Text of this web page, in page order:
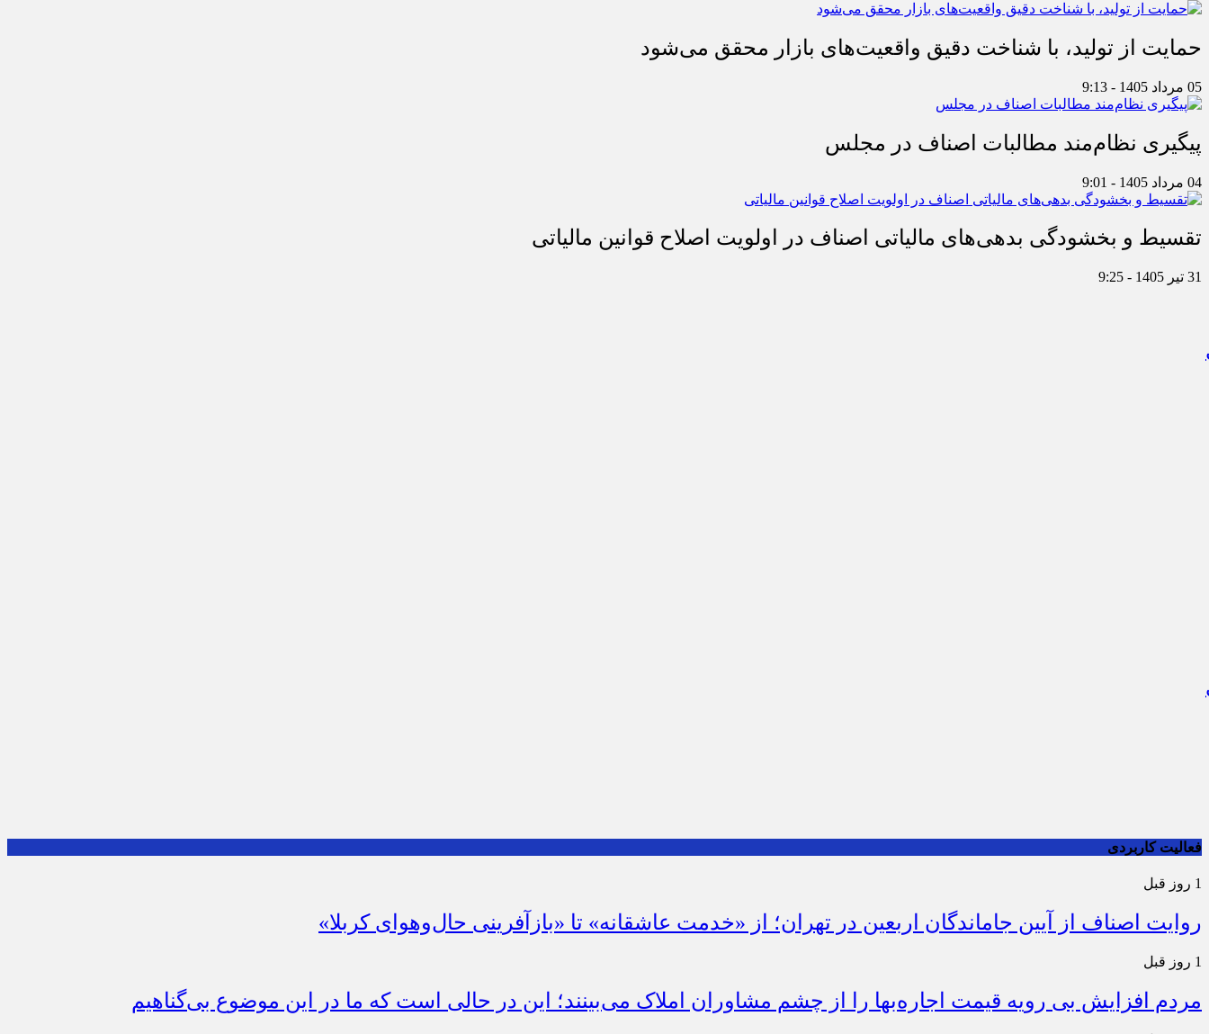
حمایت از تولید، با شناخت دقیق واقعیت‌های بازار محقق می‌شود
05 مرداد 1405 - 9:13
پیگیری نظام‌مند مطالبات اصناف در مجلس
04 مرداد 1405 - 9:01
تقسیط و بخشودگی بدهی‌های مالیاتی اصناف در اولویت اصلاح قوانین مالیاتی
31 تیر 1405 - 9:25
فعالیت کاربردی
1 روز قبل
روایت اصناف از آیین جاماندگان اربعین در تهران؛ از «خدمت عاشقانه» تا «بازآفرینی حال‌وهوای کربلا»
1 روز قبل
مردم افزایش بی رویه قیمت اجاره‌بها را از چشم مشاوران املاک می‌بینند؛ این در حالی است که ما در این موضوع بی‌گناهیم